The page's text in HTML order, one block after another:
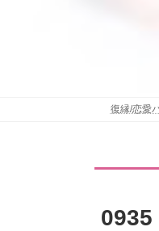
復縁/恋愛